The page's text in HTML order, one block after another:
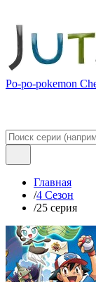
Po-po-pokemon
Главная
/4 Сезон
/25 серия